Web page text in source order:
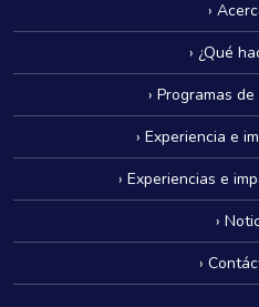
›
› ¿Qué
› Programas
› Experiencia e
› Experiencias e
›
›